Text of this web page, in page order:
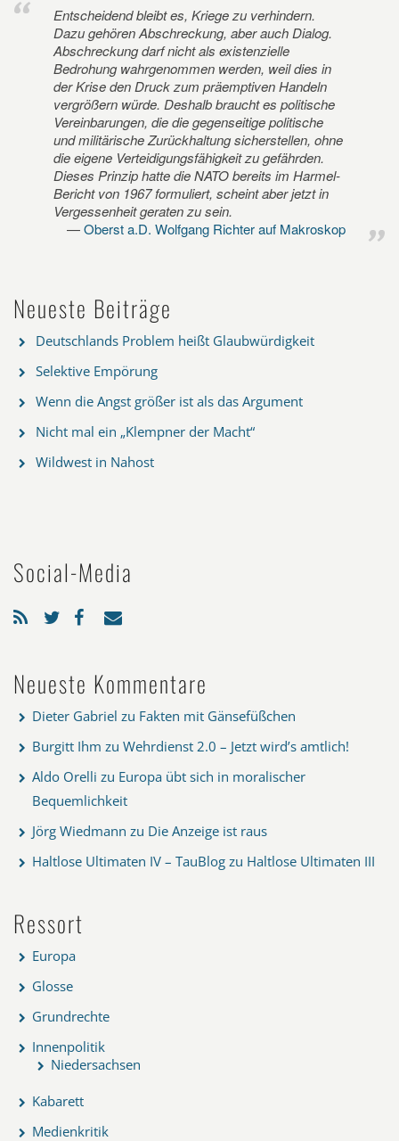
Entscheidend bleibt es, Kriege zu verhindern.
Dazu gehören Abschreckung, aber auch Dialog.
Abschreckung darf nicht als existenzielle
Bedrohung wahrgenommen werden, weil dies in
der Krise den Druck zum präemptiven Handeln
vergrößern würde. Deshalb braucht es politische
Vereinbarungen, die die gegenseitige politische
und militärische Zurückhaltung sicherstellen, ohne
die eigene Verteidigungsfähigkeit zu gefährden.
Dieses Prinzip hatte die NATO bereits im Harmel-
Bericht von 1967 formuliert, scheint aber jetzt in
Vergessenheit geraten zu sein.
Oberst a.D. Wolfgang Richter auf Makroskop
Neueste Beiträge
Deutschlands Problem heißt Glaubwürdigkeit
Selektive Empörung
Wenn die Angst größer ist als das Argument
Nicht mal ein „Klempner der Macht“
Wildwest in Nahost
Social-Media
Neueste Kommentare
Dieter Gabriel zu Fakten mit Gänsefüßchen
Burgitt Ihm zu Wehrdienst 2.0 – Jetzt wird’s amtlich!
Aldo Orelli zu Europa übt sich in moralischer
Bequemlichkeit
Jörg Wiedmann zu Die Anzeige ist raus
Haltlose Ultimaten IV – TauBlog zu Haltlose Ultimaten III
Ressort
Europa
Glosse
Grundrechte
Innenpolitik
Niedersachsen
Kabarett
Medienkritik